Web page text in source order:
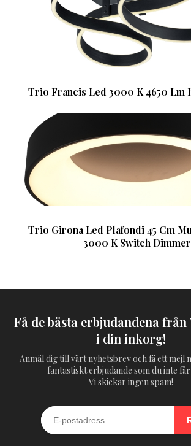
Trio Francis Led 3000 K 4650 Lm
Trio Girona Led Plafondi 45 Cm
3000 K Switch Dimmer
Få de bästa erbjudandena
i din inkorg!
Anmäl dig till vårt nyhetsbrev och få ett mejl
fantastiskt erbjudande som du inte får
Vi skickar ingen spam!